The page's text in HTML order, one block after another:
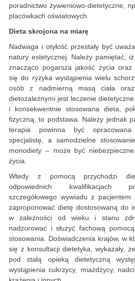
poradnictwo żywieniowo-dietetyczne,
placówkach oświatowych.
Dieta skrojona na miarę
Nadwaga i otyłość przestały być
natury estetycznej. Należy pamiętać,
znacząco pogarsza jakość życia oraz
się do ryzyka wystąpienia wielu
osób z nadmierną masą ciała
dietozależnymi jest leczenie
i konsekwentnie stosowana dieta,
fizyczną, to podstawa. Należy jednak
terapia powinna być opracowana
specjalistę, a samodzielne
monodiety – może być
życia.
Wtedy z pomocą przychodzi
odpowiednich kwalifikacjach
szczegółowego wywiadu z
zaproponować dietę dostosowaną do
w zależności od wieku i stanu
nadzorować i służyć fachową
stosowania. Doświadczenia krajów, w
się z konsultacji dietetyka, wykazały,
pod stałą opieką dietetyczną
wystąpienia cukrzycy, miażdżycy,